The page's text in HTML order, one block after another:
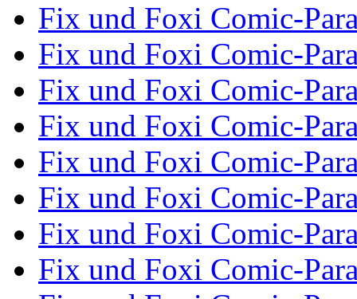
Fix und Foxi Comic-
Fix und Foxi Comic-
Fix und Foxi Comic-
Fix und Foxi Comic-
Fix und Foxi Comic-
Fix und Foxi Comic-
Fix und Foxi Comic-
Fix und Foxi Comic-